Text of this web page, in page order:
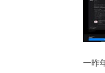
一昨